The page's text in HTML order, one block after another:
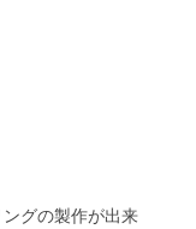
グの製作が出来